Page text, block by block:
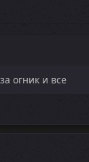
огник и все